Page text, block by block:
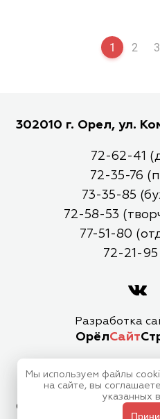
1 2 3
302010 г. Орел, ул.
72-62-41
72-35-76
73-35-85
72-58-53
77-51-80
72-21-95
Разработка
ОрёлСайт
МБУК Орловский
Отправляя любую форму на
Мы используем файлы
на сайте, вы
указанных в